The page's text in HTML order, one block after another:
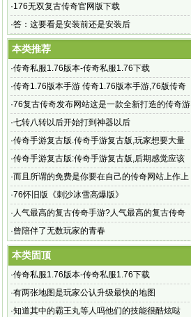
1、头发热血传奇
·176无双复古传奇官网版下载
·答：这要看是安装前还是安装后
本类推荐
·传奇私服1.76版本-传奇私服1.76下载
·传奇1.76版本手游 传奇1.76版本手游,76版传奇
手游带你重回记忆中的玛法大陆
·76复古传奇发布网站这是一款全新打造的传奇游
戏
·七转八转以后开始打到神器以后
·传奇手游复古版.传奇手游复古版,玩家想要大量
获得声望的话
·传奇手游复古版:传奇手游复古版,后期感觉应该
战战2、影子传奇手游
·而且所谓的免费是你要在自己的传奇网站上作上
他这个
·76怀旧版《刺沙冰雪高爆版》
· 人气最高的复古传奇手游?人气最高的复古传奇
手游,喜欢玩传奇的小
·曾陪伴了无数玩家的青春
本类固顶
·传奇私服1.76版本-传奇私服1.76下载
·有两张地图是玩家公认升级最快的地图
·知道其中的霸王丸等人吗他们的技能很酷炫哒